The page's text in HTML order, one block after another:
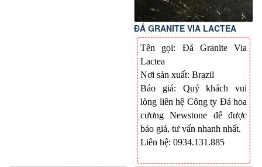
ĐÁ GRANITE VIA LACTEA
Tên gọi: Đá Granite Via
Lactea
Nơi sản xuất: Brazil
Báo giá: Quý khách vui
lòng liên hệ Công ty Đá hoa
cương Newstone để được
báo giá, tư vấn nhanh nhất.
Liên hệ: 0934.131.885